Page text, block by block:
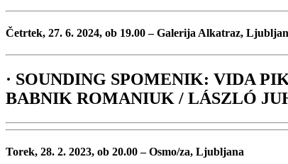
Četrtek, 27. 6. 2024, ob 19.00 – Galerija Alkatraz,
· SOUNDING SPOMENIK: VIDA
BABNIK ROMANIUK / LÁSZLÓ
Torek, 28. 2. 2023, ob 20.00 – Osmo/za, Ljubljana